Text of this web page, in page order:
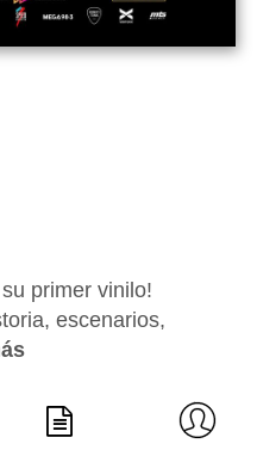
primer vinilo!
escenarios,